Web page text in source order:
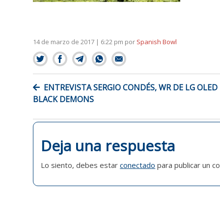
14 de marzo de 2017 | 6:22 pm por Spanish Bowl
NAVEGACIÓN
DE
ENTRADAS
ENTREVISTA SERGIO CONDÉS, WR DE LG OLED
BLACK DEMONS
Deja una respuesta
Lo siento, debes estarconectado para publicar un